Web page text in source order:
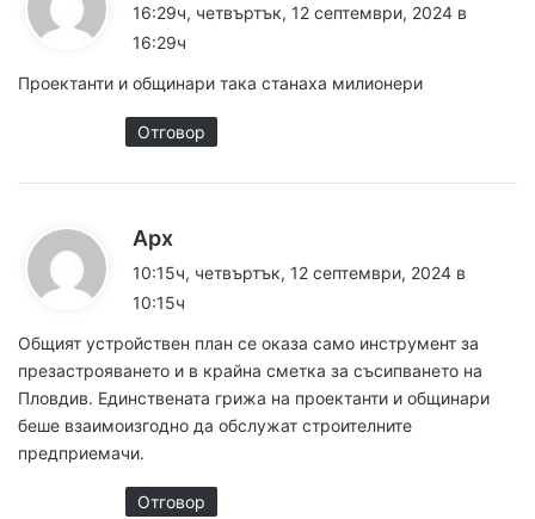
:
16:29ч, четвъртък, 12 септември, 2024 в
16:29ч
Проектанти и общинари така станаха милионери
Отговор
Арх
а
з
:
10:15ч, четвъртък, 12 септември, 2024 в
10:15ч
Общият устройствен план се оказа само инструмент за
презастрояването и в крайна сметка за съсипването на
Пловдив. Единствената грижа на проектанти и общинари
беше взаимоизгодно да обслужат строителните
предприемачи.
Отговор